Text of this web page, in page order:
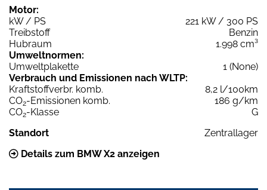
Motor:
kW / PS
221 kW / 300 PS
Treibstoff
Benzin
Hubraum
1.998 cm³
Umweltnormen:
Umweltplakette
1 (None)
Verbrauch und Emissionen nach WLTP:
Kraftstoffverbr. komb.
8,2 l/100km
CO2-Emissionen komb.
186 g/km
CO2-Klasse
G
Standort
Zentrallager
Details zum BMW X2 anzeigen